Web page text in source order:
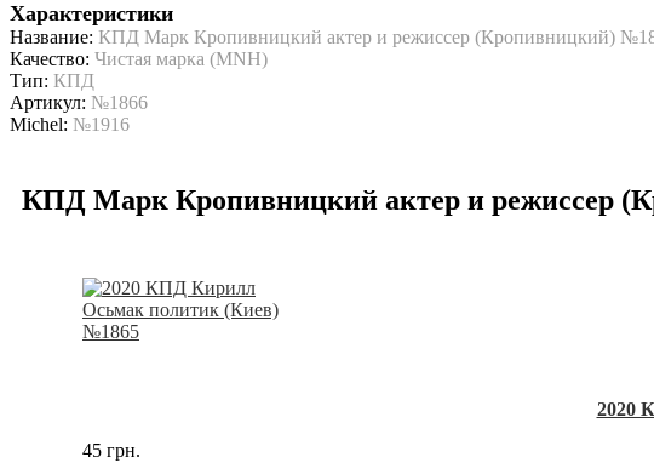
Характеристики
Название: КПД Марк Кропивницкий актер и режиссер (Кропивницкий)
Качество: Чистая марка (MNH)
Тип: КПД
Артикул: №1866
Michel: №1916
КПД Марк Кропивницкий актер и режиссер
2020
45 грн.